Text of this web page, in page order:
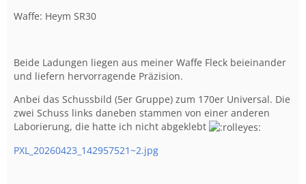
Waffe: Heym SR30
Beide Ladungen liegen aus meiner Waffe Fleck beieinander
und liefern hervorragende Präzision.
Anbei das Schussbild (5er Gruppe) zum 170er Universal. Die
zwei Schuss links daneben stammen von einer anderen
Laborierung, die hatte ich nicht abgeklebt
PXL_20260423_142957521~2.jpg